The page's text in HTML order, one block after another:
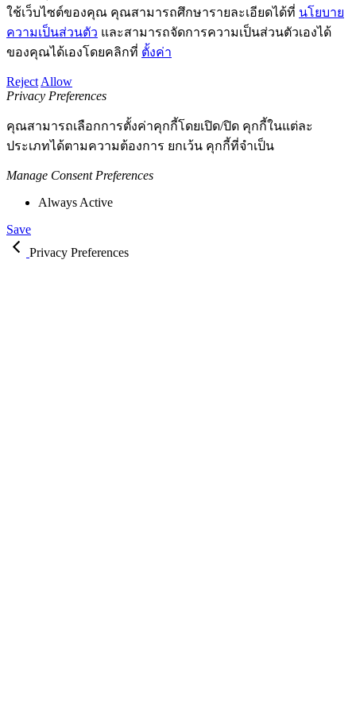
ใช้เว็บไซต์ของคุณ คุณสามารถศึกษารายละเอียดได้ที่ นโยบาย
ความเป็นส่วนตัว และสามารถจัดการความเป็นส่วนตัวเองได้
ของคุณได้เองโดยคลิกที่ ตั้งค่า
Reject Allow
Privacy Preferences
คุณสามารถเลือกการตั้งค่าคุกกี้โดยเปิด/ปิด คุกกี้ในแต่ละ
ประเภทได้ตามความต้องการ ยกเว้น คุกกี้ที่จำเป็น
Manage Consent Preferences
Always Active
Save
Privacy Preferences